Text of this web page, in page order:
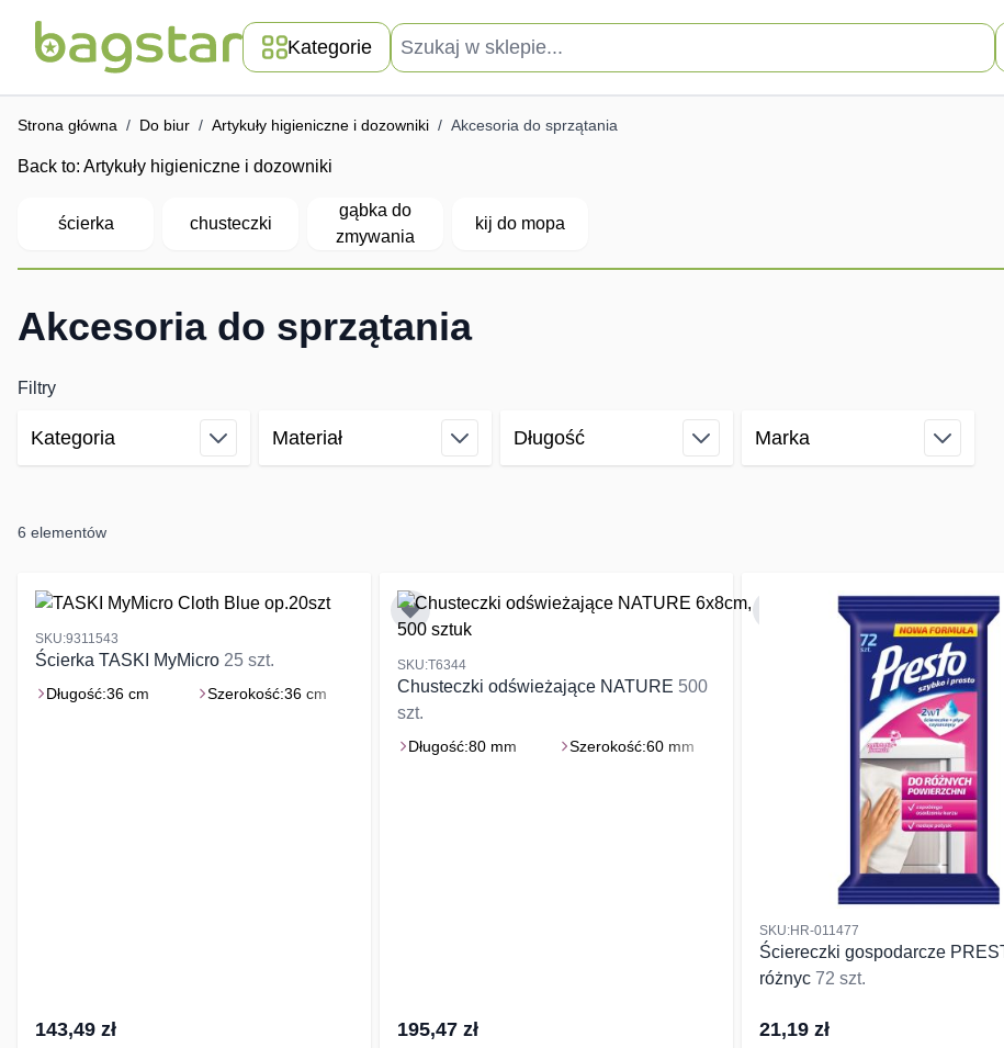
Kategorie
Szukaj w sklepie...
Strona główna / Do biur / Artykuły higieniczne i dozowniki / Akcesoria do sprzątania
Back to: Artykuły higieniczne i dozowniki
ścierka chusteczki
gąbka do
zmywania
kij do mopa
Akcesoria do sprzątania
Filtry
Skip to product list
Kategoria
filter
Materiał
filter
Długość
filter
Marka
filter
6 elementów
SKU:9311543
Ścierka TASKI MyMicro 25 szt.
Długość:36 cm Szerokość:36 cm
143,49 zł
SKU:T6344
Chusteczki odświeżające NATURE 500
szt.
Długość:80 mm Szerokość:60 mm
195,47 zł
SKU:HR-011477
Ściereczki gospodarcze
różnyc 72 szt.
21,19 zł